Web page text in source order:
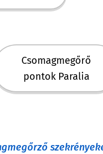
Csomagmegőrő
pontok Paralia